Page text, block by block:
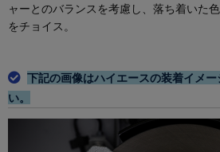
ャーとのバランスを考慮し、落ち着いた
をチョイス。
下記の画像はハイエースの装着イメ
い。